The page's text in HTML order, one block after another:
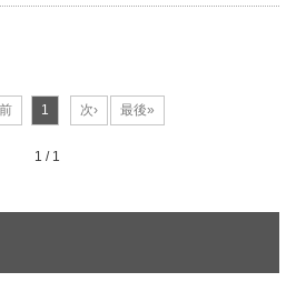
1 / 1